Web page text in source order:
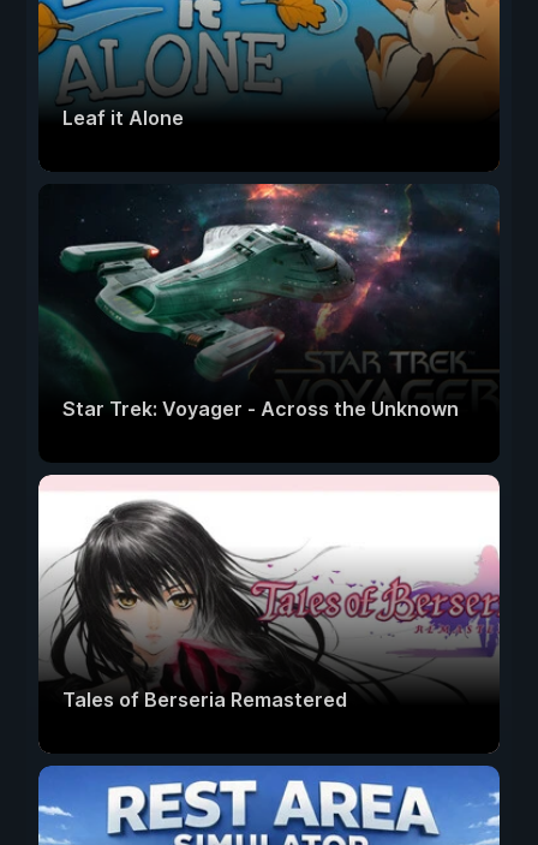
Leaf it Alone
Star Trek: Voyager - Across the Unknown
Tales of Berseria Remastered